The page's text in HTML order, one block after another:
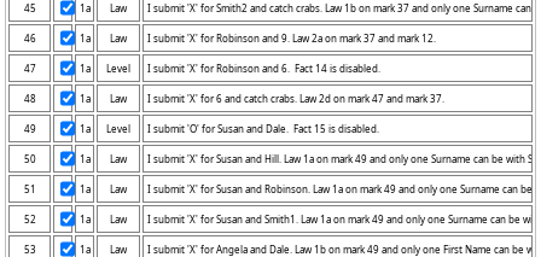
45 1a Law
46 1a Law
47 1a Level
48 1a Law
49 1a Level
50 1a Law
51 1a Law
52 1a Law
53 1a Law